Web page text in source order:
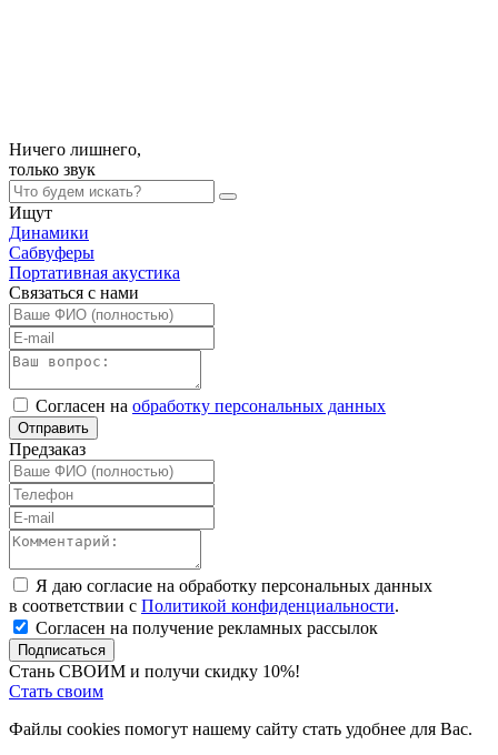
Ничего лишнего,
только звук
Ищут
Динамики
Сабвуферы
Портативная акустика
Связаться с нами
Согласен на обработку персональных данных
Отправить
Предзаказ
Я даю согласие на обработку персональных данных
в соответствии с Политикой конфиденциальности.
Согласен на получение рекламных рассылок
Подписаться
Стань СВОИМ и получи скидку 10%!
Стать своим
Файлы cookies помогут нашему сайту стать удобнее для Вас.